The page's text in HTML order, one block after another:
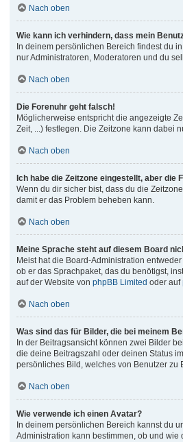
Nach oben
Wie kann ich verhindern, dass mein
In deinem persönlichen Bereich findest du
nur Administratoren, Moderatoren und du
Nach oben
Die Forenuhr geht falsch!
Möglicherweise entspricht die angezeigte
Zeit, ...) festlegen. Die Zeitzone kann dabei
Nach oben
Ich habe die Zeitzone eingestellt, aber die
Wenn du dir sicher bist, dass du die
damit er das Problem beheben kann.
Nach oben
Meine Sprache steht auf diesem Board
Meist hat die Board-Administration
ob er das Sprachpaket, das du benötigst,
auf der Website von phpBB Limited oder auf
Nach oben
Was sind das für Bilder, die bei meinem
In der Beitragsansicht können zwei Bilder
die deine Beitragszahl oder deinen Status
persönliches Bild, welches von Benutzer zu
Nach oben
Wie verwende ich einen Avatar?
In deinem persönlichen Bereich kannst du
Administration kann bestimmen, ob und wie